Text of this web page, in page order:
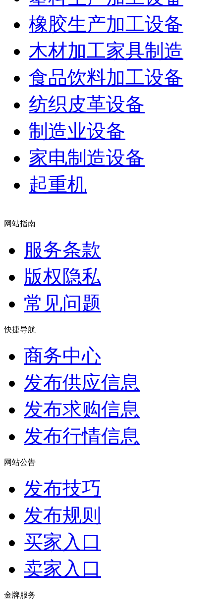
橡胶生产加工设备
木材加工家具制造
食品饮料加工设备
纺织皮革设备
制造业设备
家电制造设备
起重机
网站指南
服务条款
版权隐私
常见问题
快捷导航
商务中心
发布供应信息
发布求购信息
发布行情信息
网站公告
发布技巧
发布规则
买家入口
卖家入口
金牌服务